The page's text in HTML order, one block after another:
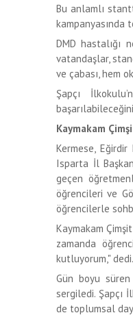
Bu anlamlı
kampanyasında
DMD hastalığı
vatandaşlar,
ve çabası, hem
Şapçı
Kaymakam
Kermese,
Isparta İl
geçen
öğrencileri ve
öğrencilerle
Kaymakam
zamanda
kutluyorum," dedi.
Gün boyu
sergiledi. Şapçı
de toplumsal